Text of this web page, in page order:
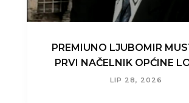
PREMIUNO LJUBOMIR
PRVI NAČELNIK OPĆINE
LIP 28, 2026